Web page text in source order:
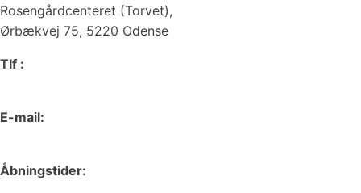
Rosengårdcenteret (Torvet),
Ørbækvej 75, 5220 Odense
Tlf :
E-mail:
Åbningstider: